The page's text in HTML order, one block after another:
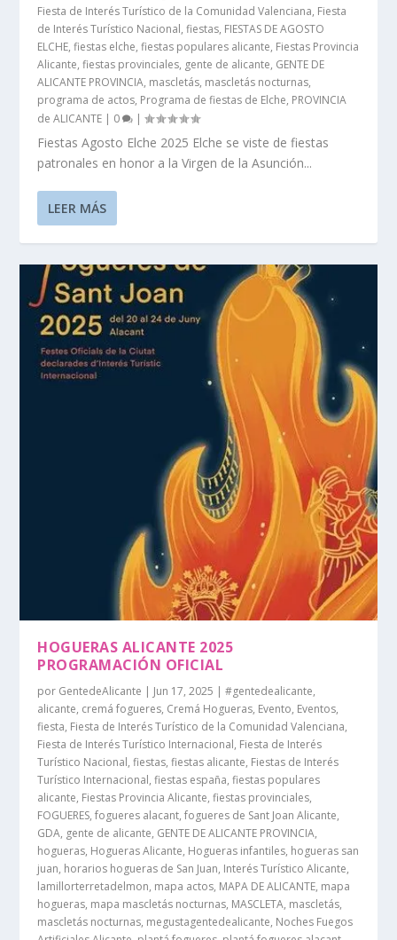
Fiesta de Interés Turístico de la Comunidad Valenciana, Fiesta
de Interés Turístico Nacional,fiestas, FIESTAS DE AGOSTO
ELCHE,fiestas elche,fiestas populares alicante, Fiestas Provincia
Alicante,fiestas provinciales, gente de alicante, GENTE DE
ALICANTE PROVINCIA, mascletás, mascletás nocturnas,
programa de actos, Programa de fiestas de Elche, PROVINCIA
de ALICANTE | 0 |
Fiestas Agosto Elche 2025 Elche se viste de fiestas
patronales en honor a la Virgen de la Asunción...
LEER MÁS
HOGUERAS ALICANTE 2025
PROGRAMACIÓN OFICIAL
por GentedeAlicante | Jun 17, 2025 |#gentedealicante,
alicante, cremá fogueres, Cremá Hogueras, Evento, Eventos,
fiesta, Fiesta de Interés Turístico de la Comunidad Valenciana,
Fiesta de Interés Turístico Internacional, Fiesta de Interés
Turístico Nacional,fiestas,fiestas alicante, Fiestas de Interés
Turístico Internacional,fiestas españa,fiestas populares
alicante, Fiestas Provincia Alicante,fiestas provinciales,
FOGUERES,fogueres alacant,fogueres de Sant Joan Alicante,
GDA, gente de alicante, GENTE DE ALICANTE PROVINCIA,
hogueras, Hogueras Alicante, Hogueras infantiles, hogueras san
juan, horarios hogueras de San Juan, Interés Turístico Alicante,
lamillorterretadelmon, mapa actos, MAPA DE ALICANTE, mapa
hogueras, mapa mascletás nocturnas, MASCLETA, mascletás,
mascletás nocturnas, megustagentedealicante, Noches Fuegos